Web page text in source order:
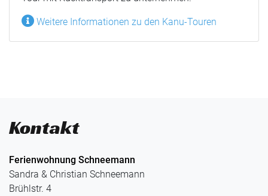
Weitere Informationen zu den Kanu-Touren
Kontakt
Ferienwohnung Schneemann
Sandra & Christian Schneemann
Brühlstr. 4